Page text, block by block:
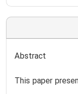
Abstract
This paper